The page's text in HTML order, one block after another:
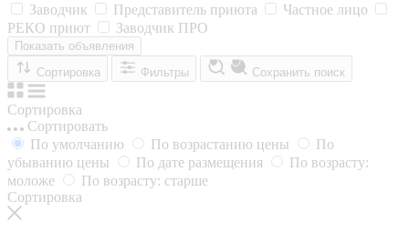
Заводчик
Представитель приюта
Частное лицо
РЕКО приют
Заводчик ПРО
Показать объявления
Сортировка
Фильтры Сохранить поиск
Сортировка
Сортировать
По умолчанию
По возрастанию цены
По
убыванию цены
По дате размещения
По возрасту:
моложе
По возрасту: старше
Сортировка